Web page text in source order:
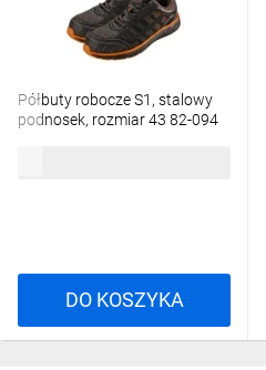
Półbuty robocze S1, stalowy
podnosek, rozmiar 43 82-094
DO KOSZYKA